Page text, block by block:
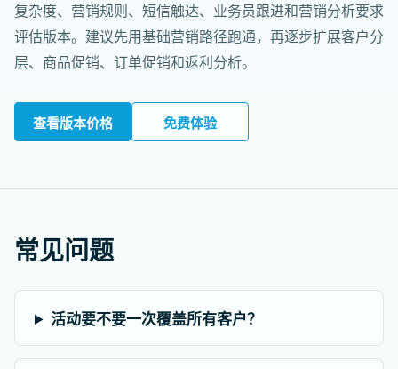
复杂度、营销规则、短信触达、业务员跟进和营销分析要求
评估版本。建议先用基础营销路径跑通，再逐步扩展客户分
层、商品促销、订单促销和返利分析。
查看版本价格 免费体验
常见问题
活动要不要一次覆盖所有客户？